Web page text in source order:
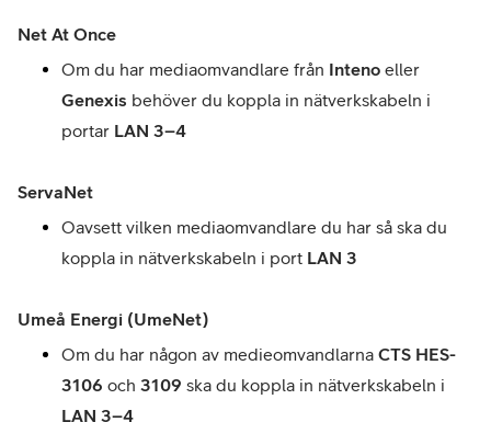
Net At Once
Om du har mediaomvandlare från Inteno
Genexis behöver du koppla in nätverkskabeln i
portar LAN 3–4
ServaNet
Oavsett vilken mediaomvandlare du har så ska du
koppla in nätverkskabeln i port LAN 3
Umeå Energi (UmeNet)
Om du har någon av medieomvandlarna CTS HES-
3106 och 3109
LAN 3–4